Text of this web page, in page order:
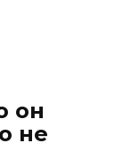
он
не